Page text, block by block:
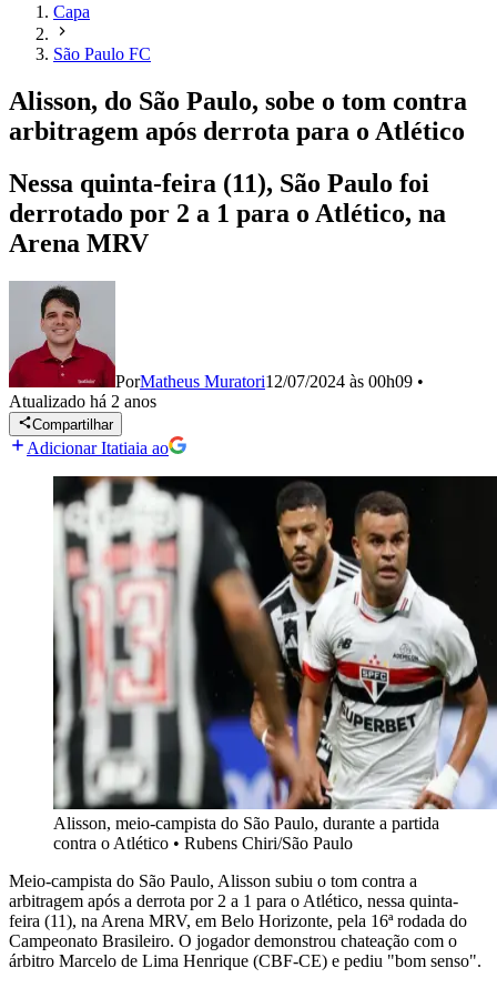
Capa
São Paulo FC
Alisson, do São Paulo, sobe o tom contra
arbitragem após derrota para o Atlético
Nessa quinta-feira (11), São Paulo foi
derrotado por 2 a 1 para o Atlético, na
Arena MRV
PorMatheus Muratori12/07/2024 às 00h09 •
Atualizado há 2 anos
Compartilhar
Adicionar Itatiaia ao
Alisson, meio-campista do São Paulo, durante a partida
contra o Atlético • Rubens Chiri/São Paulo
Meio-campista do São Paulo, Alisson subiu o tom contra a
arbitragem após a derrota por 2 a 1 para o Atlético, nessa quinta-
feira (11), na Arena MRV, em Belo Horizonte, pela 16ª rodada do
Campeonato Brasileiro. O jogador demonstrou chateação com o
árbitro Marcelo de Lima Henrique (CBF-CE) e pediu "bom senso".